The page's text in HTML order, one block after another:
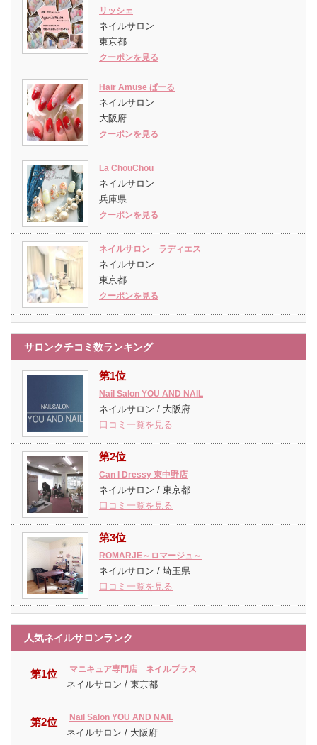
リッシェ
ネイルサロン
東京都
クーポンを見る
Hair Amuse ぱーる
ネイルサロン
大阪府
クーポンを見る
La ChouChou
ネイルサロン
兵庫県
クーポンを見る
ネイルサロン ラディエス
ネイルサロン
東京都
クーポンを見る
サロンクチコミ数ランキング
第1位
Nail Salon YOU AND NAIL
ネイルサロン / 大阪府
口コミ一覧を見る
第2位
Can I Dressy 東中野店
ネイルサロン / 東京都
口コミ一覧を見る
第3位
ROMARJE～ロマージュ～
ネイルサロン / 埼玉県
口コミ一覧を見る
人気ネイルサロンランク
第1位 マニキュア専門店 ネイルプラス
ネイルサロン / 東京都
第2位 Nail Salon YOU AND NAIL
ネイルサロン / 大阪府